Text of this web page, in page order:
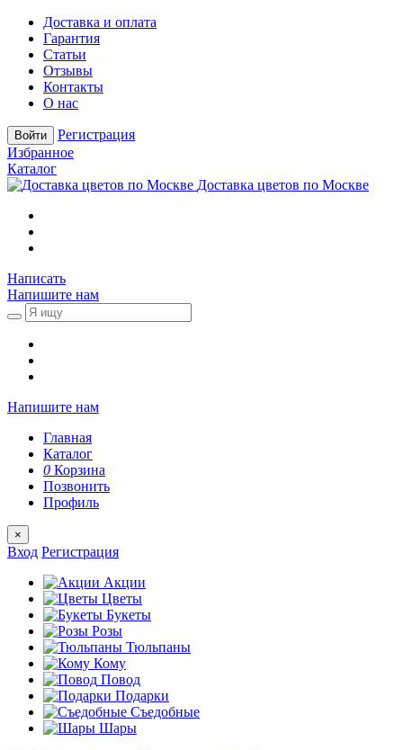
Доставка и оплата
Гарантия
Статьи
Отзывы
Контакты
О нас
Войти
Регистрация
Избранное
Каталог
Доставка цветов по Москве
Написать
Напишите нам
Напишите нам
Главная
Каталог
0 Корзина
Позвонить
Профиль
×
Вход Регистрация
Акции
Цветы
Букеты
Розы
Тюльпаны
Кому
Повод
Подарки
Съедобные
Шары